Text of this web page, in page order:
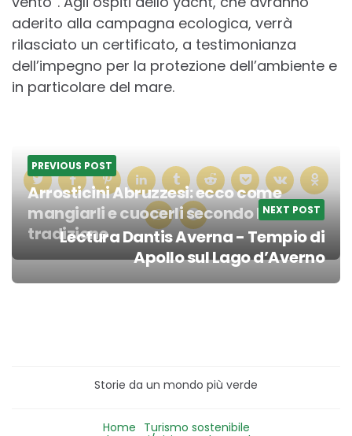
aderito alla campagna ecologica, verrà
rilasciato un certificato, a testimonianza
dell’impegno per la protezione dell’ambiente e
in particolare del mare.
Post
navigation
PREVIOUS POST
Arrosticini Abruzzesi: ecco come
mangiarli e cuocerli secondo la
tradizione
NEXT POST
Lectura Dantis Averna - Tempio di
Apollo sul Lago d’Averno
Storie da un mondo più verde
Home Turismo sostenibile